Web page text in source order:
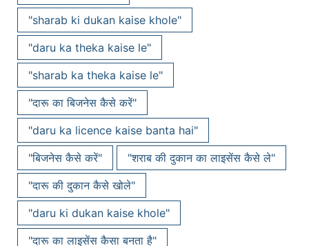
"sharab ki dukan kaise khole"
"daru ka theka kaise le"
"sharab ka theka kaise le"
"दारू का बिजनेस कैसे करें"
"daru ka licence kaise banta hai"
"बिजनेस कैसे करें"
"शराब की दुकान का लाइसेंस कैसे ले"
"दारू की दुकान कैसे खोले"
"daru ki dukan kaise khole"
"दारू का लाइसेंस कैसा बनता है"